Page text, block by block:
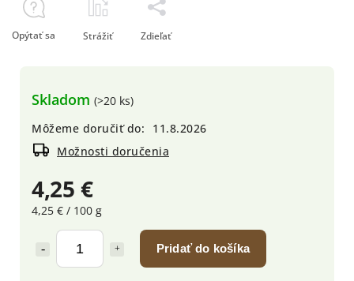
4,25 €
4,25 € / 100 g
Pridať do košíka
Skladom (>20 ks)
Môžeme doručiť do:
11.8.2026
Možnosti doručenia
Opýtať sa Strážiť Zdieľať